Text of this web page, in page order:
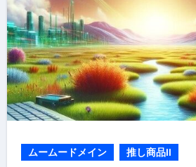
ムームードメイン 推し商品II